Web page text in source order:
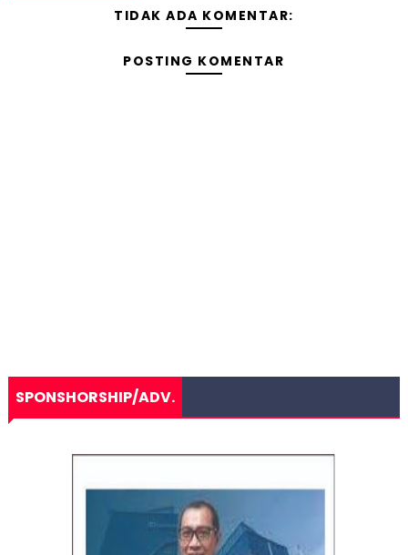
TIDAK ADA KOMENTAR:
POSTING KOMENTAR
SPONSHORSHIP/ADV.